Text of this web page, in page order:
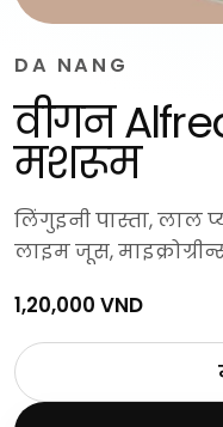
DA NANG
वीगन
मशरूम
लिंगुइनी पास्ता, लाल
लाइम जूस,
1,20,000 VND